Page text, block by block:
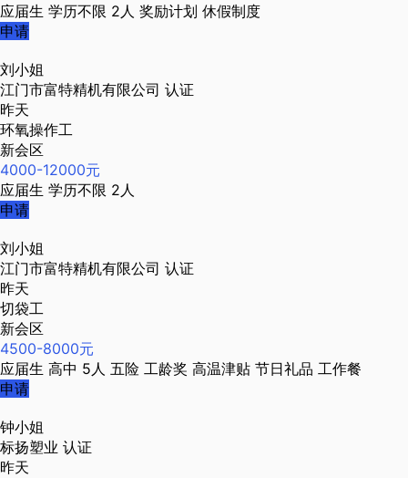
应届生 学历不限 2人 奖励计划 休假制度
申请
刘小姐
江门市富特精机有限公司 认证
昨天
环氧操作工
新会区
4000-12000元
应届生 学历不限 2人
申请
刘小姐
江门市富特精机有限公司 认证
昨天
切袋工
新会区
4500-8000元
应届生 高中 5人 五险 工龄奖 高温津贴 节日礼品 工作餐
申请
钟小姐
标扬塑业 认证
昨天